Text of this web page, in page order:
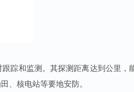
跟踪和监测。其探测距离达到公里，
、核电站等要地安防。